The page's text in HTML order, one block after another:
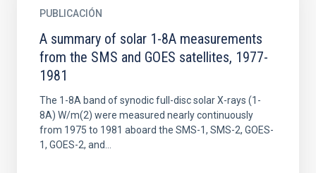
PUBLICACIÓN
A summary of solar 1-8A measurements
from the SMS and GOES satellites, 1977-
1981
The 1-8A band of synodic full-disc solar X-rays (1-
8A) W/m(2) were measured nearly continuously
from 1975 to 1981 aboard the SMS-1, SMS-2, GOES-
1, GOES-2, and...